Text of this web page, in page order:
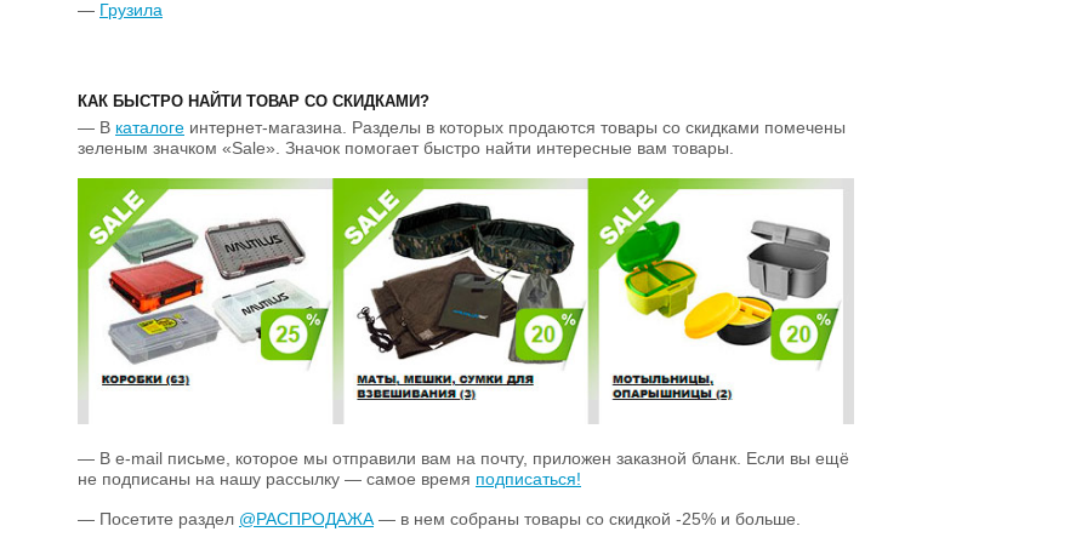
— Грузила
КАК БЫСТРО НАЙТИ ТОВАР СО СКИДКАМИ?
— В каталоге интернет-магазина. Разделы в которых продаются товары со скидками помечены
зеленым значком «Sale». Значок помогает быстро найти интересные вам товары.
— В e-mail письме, которое мы отправили вам на почту, приложен заказной бланк. Если вы ещё
не подписаны на нашу рассылку — самое время подписаться!
— Посетите раздел @РАСПРОДАЖА — в нем собраны товары со скидкой -25% и больше.